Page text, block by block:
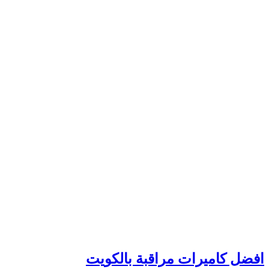
افضل كاميرات مراقبة بالكويت